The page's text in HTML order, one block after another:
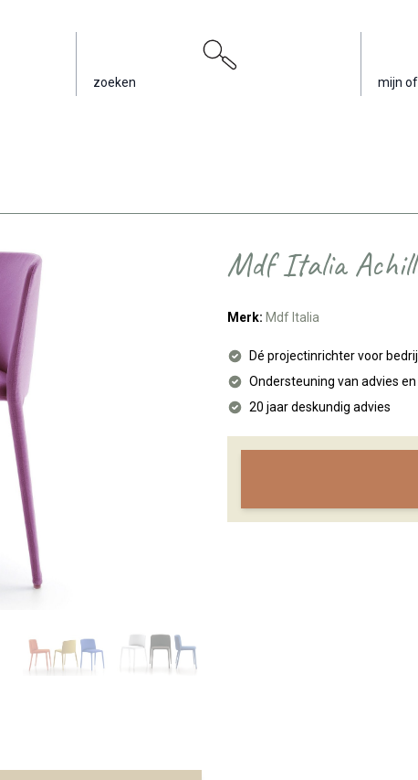
zoeken mijn
Mdf Italia
Merk: Mdf Italia
Dé projectinrichter voor
Ondersteuning van advies
20 jaar deskundig advies